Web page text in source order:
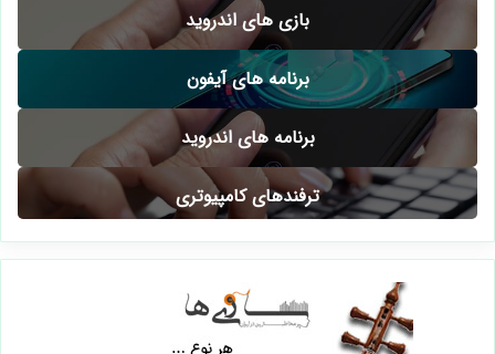
بازی های اندروید
برنامه های آیفون
برنامه های اندروید
ترفندهای کامپیوتری